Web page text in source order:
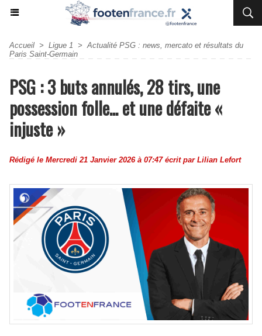
Accueil > Ligue 1 > Actualité PSG : news, mercato et résultats du
Paris Saint-Germain
PSG : 3 buts annulés, 28 tirs, une
possession folle... et une défaite «
injuste »
Rédigé le Mercredi 21 Janvier 2026 à 07:47 écrit par Lilian Lefort